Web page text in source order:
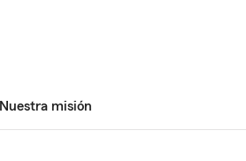
Nuestra misión